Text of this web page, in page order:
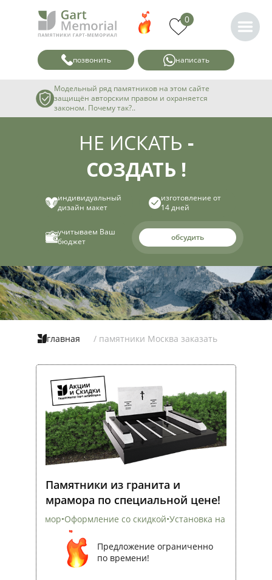
0
позвонить написать
Модельный ряд памятников на этом сайте
защищён авторским правом и охраняется
законом. Почему так?..
НЕ ИСКАТЬ -
СОЗДАТЬ !
индивидуальный
дизайн макет
изготовление от
14 дней
учитываем Ваш
бюджет
обсудить
главная / памятники Москва заказать
Памятники из гранита и
мрамора по специальной цене!
Оформление со скидкой•Установка на всех кладбищах
Предложение ограниченно
по времени!